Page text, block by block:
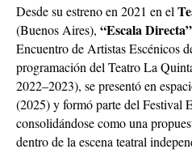
Desde su estreno en 2021 en el
(Buenos Aires), “Escala Directa”
Encuentro de Artistas Escénicos
programación del Teatro La
2022–2023), se presentó en
(2025) y formó parte del Festival
consolidándose como una
dentro de la escena teatral